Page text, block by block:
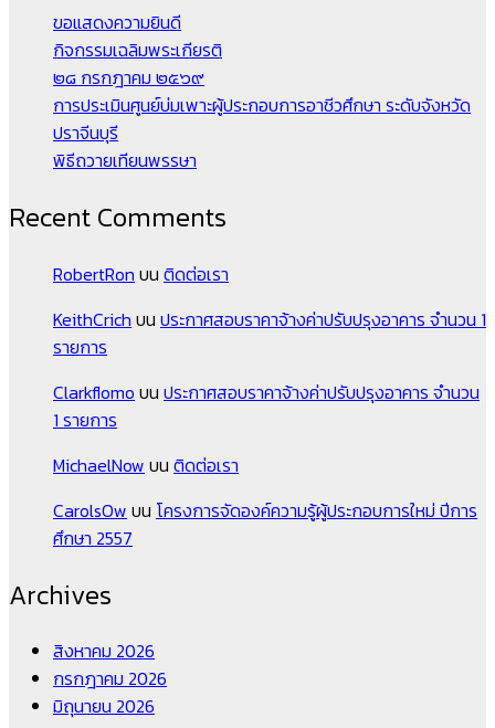
ขอแสดงความยินดี
กิจกรรมเฉลิมพระเกียรติ
๒๘ กรกฎาคม ๒๕๖๙
การประเมินศูนย์บ่มเพาะผู้ประกอบการอาชีวศึกษา ระดับจังหวัด
ปราจีนบุรี
พิธีถวายเทียนพรรษา
Recent Comments
RobertRon บน ติดต่อเรา
KeithCrich บน ประกาศสอบราคาจ้างค่าปรับปรุงอาคาร จำนวน 1
รายการ
Clarkflomo บน ประกาศสอบราคาจ้างค่าปรับปรุงอาคาร จำนวน
1 รายการ
MichaelNow บน ติดต่อเรา
CarolsOw บน โครงการจัดองค์ความรู้ผู้ประกอบการใหม่ ปีการ
ศึกษา 2557
Archives
สิงหาคม 2026
กรกฎาคม 2026
มิถุนายน 2026